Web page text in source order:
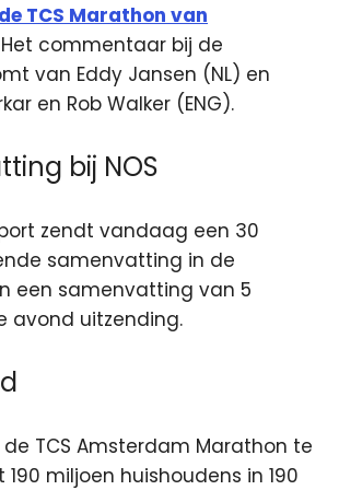
TCS Marathon van
Het commentaar bij de
van Eddy Jansen (NL) en
en Rob Walker (ENG).
bij NOS
zendt vandaag een 30
samenvatting in de
een samenvatting van 5
avond uitzending.
TCS Amsterdam Marathon te
190 miljoen huishoudens in 190